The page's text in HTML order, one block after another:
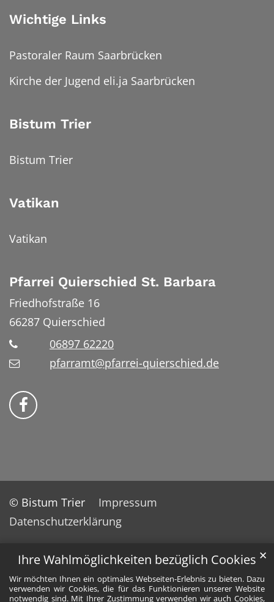
Ihre Wahlmöglichkeiten bezüglich Cookies
Wir möchten Ihnen ein optimales Webseiten-Erlebnis zu bieten. Dazu
verwenden wir Cookies, die für das Funktionieren unserer Website
notwendig sind. Mit Ihrer Zustimmung verwenden wir auch Cookies,
✕
Wichtige Links
Pastoraler Raum Saarbrücken
Kirche der Jugend eli.ja Saarbrücken
Bistum Trier
Bistum Trier
Vatikan
Vatikan
Pfarrei Quierschied St. Barbara
Friedhofstraße 16
66287 Quierschied
06897 62220
pfarramt@pfarrei-quierschied.de
Bistum Trier auf Facebook
© Bistum Trier
Impressum
Datenschutzerklärung